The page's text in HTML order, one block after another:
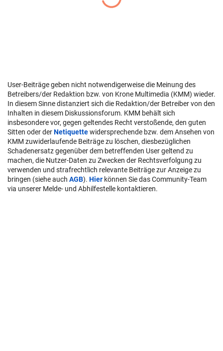
User-Beiträge geben nicht notwendigerweise die Meinung des
Betreibers/der Redaktion bzw. von Krone Multimedia (KMM) wieder.
In diesem Sinne distanziert sich die Redaktion/der Betreiber von den
Inhalten in diesem Diskussionsforum. KMM behält sich
insbesondere vor, gegen geltendes Recht verstoßende, den guten
Sitten oder derNetiquettewidersprechende bzw. dem Ansehen von
KMM zuwiderlaufende Beiträge zu löschen, diesbezüglichen
Schadenersatz gegenüber dem betreffenden User geltend zu
machen, die Nutzer-Daten zu Zwecken der Rechtsverfolgung zu
verwenden und strafrechtlich relevante Beiträge zur Anzeige zu
bringen (siehe auch AGB). Hier können Sie das Community-Team
via unserer Melde- und Abhilfestelle kontaktieren.